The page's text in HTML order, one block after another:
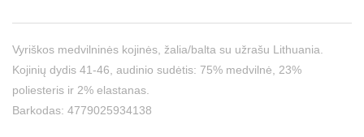
Vyriškos medvilninės kojinės, žalia/balta su užrašu Lithuania.
Kojinių dydis 41-46, audinio sudėtis: 75% medvilnė, 23%
poliesteris ir 2% elastanas.
Barkodas: 4779025934138